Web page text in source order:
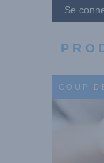
Se
COUP